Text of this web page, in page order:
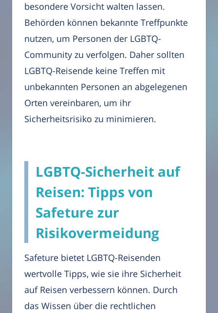
besondere Vorsicht walten lassen.
Behörden können bekannte Treffpunkte
nutzen, um Personen der LGBTQ-
Community zu verfolgen. Daher sollten
LGBTQ-Reisende keine Treffen mit
unbekannten Personen an abgelegenen
Orten vereinbaren, um ihr
Sicherheitsrisiko zu minimieren.
LGBTQ-Sicherheit auf
Reisen: Tipps von
Safeture zur
Risikovermeidung
Safeture bietet LGBTQ-Reisenden
wertvolle Tipps, wie sie ihre Sicherheit
auf Reisen verbessern können. Durch
das Wissen über die rechtlichen